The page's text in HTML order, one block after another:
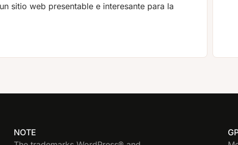
sitio web presentable e interesante para la
NOTE